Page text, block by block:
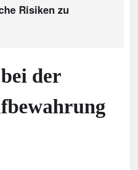
Risiken zu
der